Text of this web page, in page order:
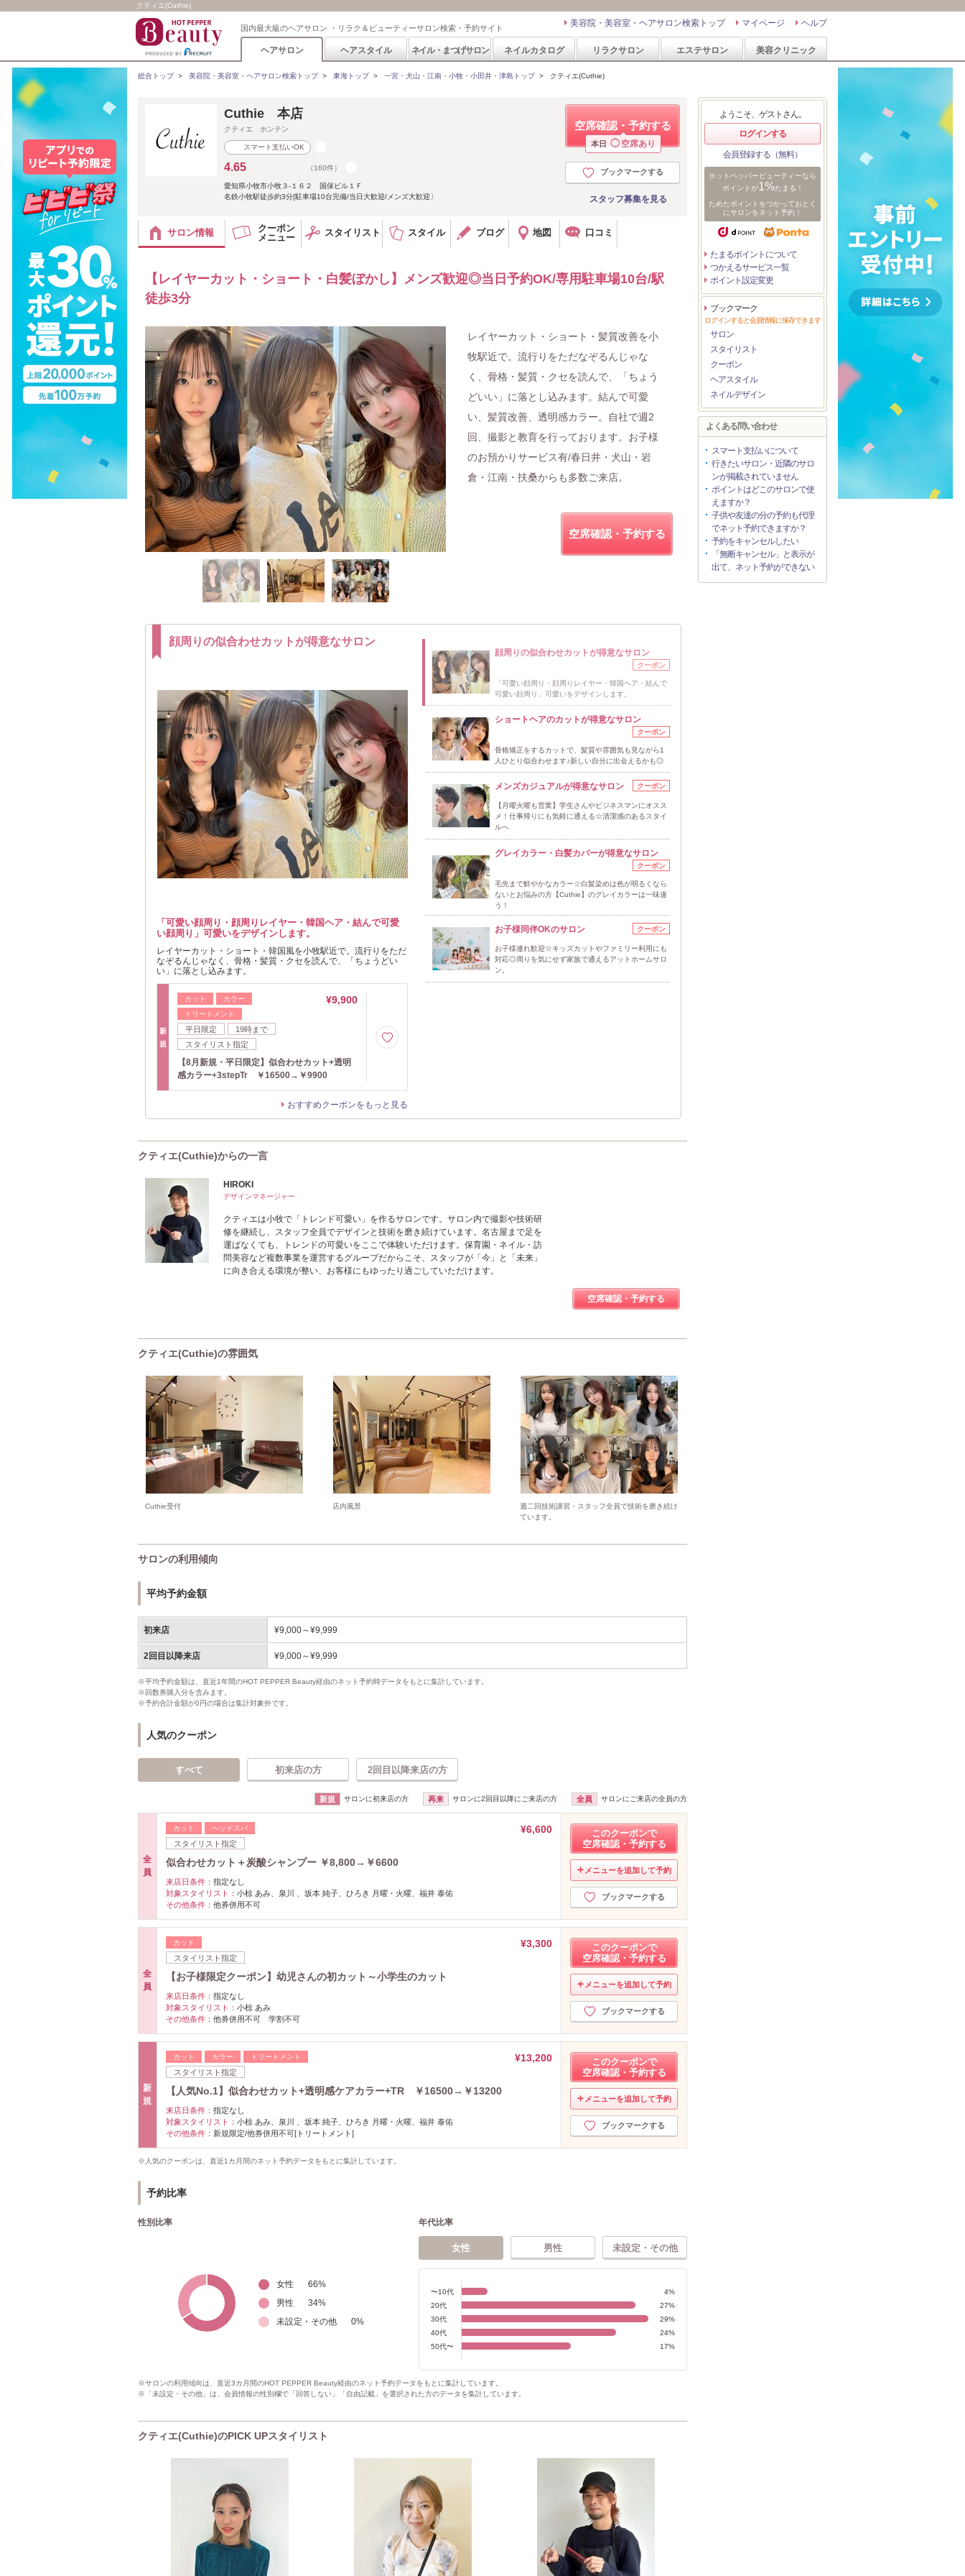
クティエ(Cuthie)
国内最大級のヘアサロン ・リラク＆ビューティーサロン検索・予約サイト ヘルプ
マイページ
美容院・美容室・ヘアサロン検索トップ
ヘアサロン ヘアスタイル ネイル・まつげサロン ネイルカタログ リラクサロン エステサロン 美容クリニック
総合トップ> 美容院・美容室・ヘアサロン検索トップ> 東海トップ> 一宮・犬山・江南・小牧・小田井・津島トップ> クティエ(Cuthie)
空席確認・予約する
本日 ◯ 空席あり
ブックマークする
スタッフ募集を見る
Cuthie 本店
クティエ ホンテン
スマート支払いOK
4.65 （160件）
愛知県小牧市小牧３‐１６２ 国保ビル１Ｆ
名鉄小牧駅徒歩約3分[駐車場10台完備/当日大歓迎/メンズ大歓迎〕
サロン情報
クーポン
メニュー
スタイリスト スタイル ブログ 地図 口コミ
【レイヤーカット・ショート・白髪ぼかし】メンズ歓迎◎当日予約OK/専用駐車場10台/駅
徒歩3分
レイヤーカット・ショート・髪質改善を小
牧駅近で。流行りをただなぞるんじゃな
く、骨格・髪質・クセを読んで、「ちょう
どいい」に落とし込みます。結んで可愛
い、髪質改善、透明感カラー。自社で週2
回、撮影と教育を行っております。お子様
のお預かりサービス有/春日井・犬山・岩
倉・江南・扶桑からも多数ご来店。
空席確認・予約する
顔周りの似合わせカットが得意なサロン
「可愛い顔周り・顔周りレイヤー・韓国ヘア・結んで可愛
い顔周り」可愛いをデザインします。
レイヤーカット・ショート・韓国風を小牧駅近で。流行りをただ
なぞるんじゃなく、骨格・髪質・クセを読んで、「ちょうどい
い」に落とし込みます。
新
規
カット
カラー
トリートメント
平日限定
19時まで
スタイリスト指定
¥9,900
【8月新規・平日限定】似合わせカット+透明
感カラー+3stepTr ￥16500→￥9900
おすすめクーポンをもっと見る
顔周りの似合わせカットが得意なサロン
クーポン
「可愛い顔周り・顔周りレイヤー・韓国ヘア・結んで
可愛い顔周り」可愛いをデザインします。
ショートヘアのカットが得意なサロン
クーポン
骨格矯正をするカットで、髪質や雰囲気も見ながら1
人ひとり似合わせます♪新しい自分に出会えるかも◎
メンズカジュアルが得意なサロン クーポン
【月曜火曜も営業】学生さんやビジネスマンにオスス
メ！仕事帰りにも気軽に通える☆清潔感のあるスタイ
ルへ
グレイカラー・白髪カバーが得意なサロン
クーポン
毛先まで鮮やかなカラー☆白髪染めは色が明るくなら
ないとお悩みの方【Cuthie】のグレイカラーは一味違
う！
お子様同伴OKのサロン クーポン
お子様連れ歓迎☆キッズカットやファミリー利用にも
対応◎周りを気にせず家族で通えるアットホームサロ
ン。
クティエ(Cuthie)からの一言
HIROKI
デザインマネージャー
クティエは小牧で「トレンド可愛い」を作るサロンです。サロン内で撮影や技術研
修を継続し、スタッフ全員でデザインと技術を磨き続けています。名古屋まで足を
運ばなくても、トレンドの可愛いをここで体験いただけます。保育園・ネイル・訪
問美容など複数事業を運営するグループだからこそ、スタッフが「今」と「未来」
に向き合える環境が整い、お客様にもゆったり過ごしていただけます。
空席確認・予約する
クティエ(Cuthie)の雰囲気
Cuthie受付 店内風景
週二回技術講習・スタッフ全員で技術を磨き続け
ています。
サロンの利用傾向
平均予約金額
初来店 ¥9,000～¥9,999
2回目以降来店 ¥9,000～¥9,999
※平均予約金額は、直近1年間のHOT PEPPER Beauty経由のネット予約時データをもとに集計しています。
※回数券購入分を含みます。
※予約合計金額が0円の場合は集計対象外です。
人気のクーポン
すべて 初来店の方 2回目以降来店の方
新規 サロンに初来店の方 再来 サロンに2回目以降にご来店の方 全員 サロンにご来店の全員の方
全
員
カット ヘッドスパ
スタイリスト指定
¥6,600
似合わせカット＋炭酸シャンプー ￥8,800→￥6600
来店日条件： 指定なし
対象スタイリスト： 小椋 あみ、泉川 、坂本 純子、ひろき 月曜・火曜、福井 泰佑
その他条件： 他券併用不可
このクーポンで
空席確認・予約する
メニューを追加して予約
ブックマークする
全
員
カット
スタイリスト指定
¥3,300
【お子様限定クーポン】幼児さんの初カット～小学生のカット
来店日条件： 指定なし
対象スタイリスト： 小椋 あみ
その他条件： 他券併用不可 学割不可
このクーポンで
空席確認・予約する
メニューを追加して予約
ブックマークする
新
規
カット カラー トリートメント
スタイリスト指定
¥13,200
【人気No.1】似合わせカット+透明感ケアカラー+TR ￥16500→￥13200
来店日条件： 指定なし
対象スタイリスト： 小椋 あみ、泉川 、坂本 純子、ひろき 月曜・火曜、福井 泰佑
その他条件： 新規限定/他券併用不可[トリートメント]
このクーポンで
空席確認・予約する
メニューを追加して予約
ブックマークする
※人気のクーポンは、直近1カ月間のネット予約データをもとに集計しています。
予約比率
性別比率
女性 66%
男性
34%
未設定・その他
0%
年代比率
女性 男性 未設定・その他
〜10代
4%
20代
27%
30代
29%
40代
24%
50代〜
17%
※サロンの利用傾向は、直近3カ月間のHOT PEPPER Beauty経由のネット予約データをもとに集計しています。
※「未設定・その他」は、会員情報の性別欄で「回答しない」「自由記載」を選択された方のデータを集計しています。
クティエ(Cuthie)のPICK UPスタイリスト
ようこそ、ゲストさん。
ログインする
会員登録する（無料）
ホットペッパービューティーなら
ポイントが1%たまる！
ためたポイントをつかっておとく
にサロンをネット予約！
たまるポイントについて
つかえるサービス一覧
ポイント設定変更
ブックマーク
ログインすると会員情報に保存できます
サロン
スタイリスト
クーポン
ヘアスタイル
ネイルデザイン
よくある問い合わせ
スマート支払いについて
行きたいサロン・近隣のサロ
ンが掲載されていません
ポイントはどこのサロンで使
えますか？
子供や友達の分の予約も代理
でネット予約できますか？
予約をキャンセルしたい
「無断キャンセル」と表示が
出て、ネット予約ができない